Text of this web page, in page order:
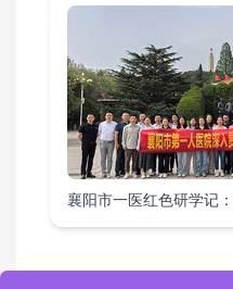
襄阳市一医红色研学记